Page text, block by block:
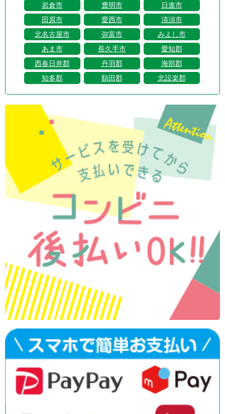
岩倉市
豊明市
日進市
田原市
愛西市
清須市
北名古屋市
弥富市
みよし市
あま市
長久手市
愛知郡
西春日井郡
丹羽郡
海部郡
知多郡
額田郡 北設楽郡